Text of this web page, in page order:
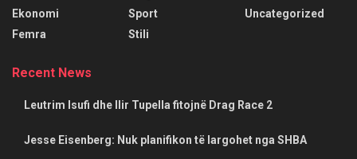
Ekonomi
Femra
Sport
Stili
Uncategorized
Recent News
Leutrim Isufi dhe Ilir Tupella fitojnë Drag Race 2
Jesse Eisenberg: Nuk planifikon të largohet nga SHBA